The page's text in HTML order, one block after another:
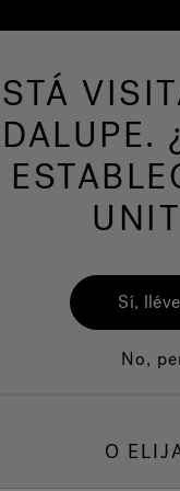
hidromasaje
Sí,
No,
O